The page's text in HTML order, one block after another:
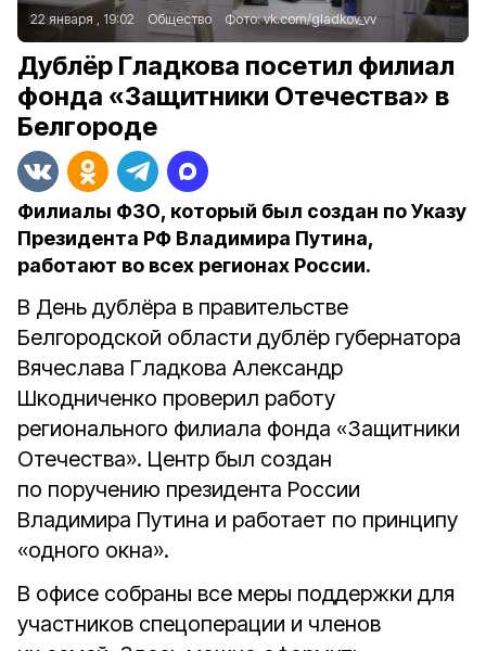
22 января , 19:02 Общество Фото:vk.com/gladkov_vv
Дублёр Гладкова посетил филиал
фонда «Защитники Отечества» в
Белгороде
Филиалы ФЗО, который был создан по Указу
Президента РФ Владимира Путина,
работают во всех регионах России.
В День дублёра в правительстве
Белгородской области дублёр губернатора
Вячеслава Гладкова Александр
Шкодниченко проверил работу
регионального филиала фонда «Защитники
Отечества». Центр был создан
по поручению президента России
Владимира Путина и работает по принципу
«одного окна».
В офисе собраны все меры поддержки для
участников спецоперации и членов